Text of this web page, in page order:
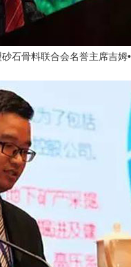
石骨料联合会名誉主席吉姆